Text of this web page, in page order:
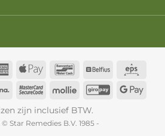
AmericanApple
BancontactBelfius
Klarna
MasterCard
Mollie GiroPay
zijn inclusief BTW.
Star Remedies B.V. 1985 -